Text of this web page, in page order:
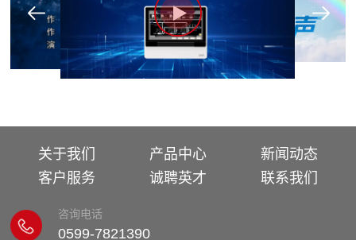
关于我们 产品中心
新闻动态
客户服务
诚聘英才 联系我们
咨询电话
0599-7821390